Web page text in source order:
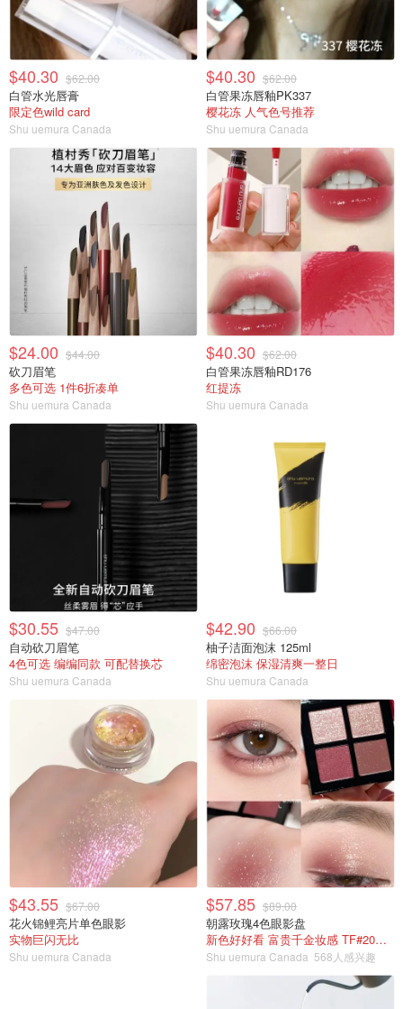
$40.30 $62.00
白管水光唇膏
限定色wild card
Shu uemura Canada
$40.30 $62.00
白管果冻唇釉PK337
樱花冻 人气色号推荐
Shu uemura Canada
$24.00 $44.00
砍刀眉笔
多色可选 1件6折凑单
Shu uemura Canada
$40.30 $62.00
白管果冻唇釉RD176
红提冻
Shu uemura Canada
$30.55 $47.00
自动砍刀眉笔
4色可选 编编同款 可配替换芯
Shu uemura Canada
$42.90 $66.00
柚子洁面泡沫 125ml
绵密泡沫 保湿清爽一整日
Shu uemura Canada
$43.55 $67.00
花火锦鲤亮片单色眼影
实物巨闪无比
Shu uemura Canada
$57.85 $89.00
朝露玫瑰4色眼影盘
新色好好看 富贵千金妆感 TF#20平替
Shu uemura Canada 568人感兴趣